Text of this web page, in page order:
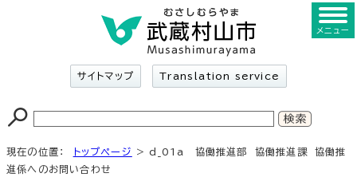
サイトマップ Translation service
メニュー
現在の位置： トップページ
> d_01a 協働推進部 協働推進課 協働推
進係へのお問い合わせ